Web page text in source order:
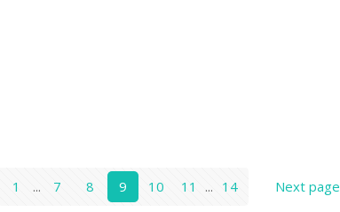
1 ... 7 8 9 10 11 ... 14 Next page